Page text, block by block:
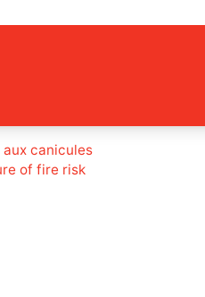
canicules
of fire risk